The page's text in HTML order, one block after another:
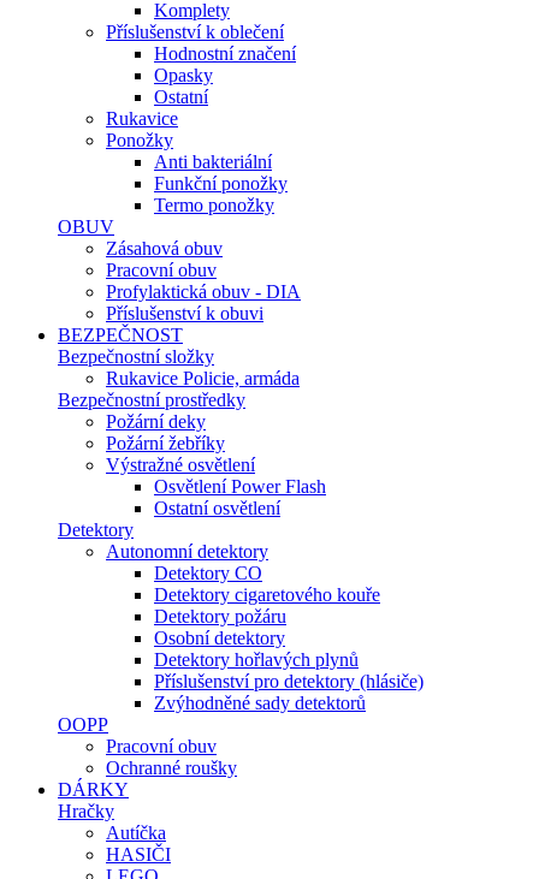
Komplety
Příslušenství k oblečení
Hodnostní značení
Opasky
Ostatní
Rukavice
Ponožky
Anti bakteriální
Funkční ponožky
Termo ponožky
OBUV
Zásahová obuv
Pracovní obuv
Profylaktická obuv - DIA
Příslušenství k obuvi
BEZPEČNOST
Bezpečnostní složky
Rukavice Policie, armáda
Bezpečnostní prostředky
Požární deky
Požární žebříky
Výstražné osvětlení
Osvětlení Power Flash
Ostatní osvětlení
Detektory
Autonomní detektory
Detektory CO
Detektory cigaretového kouře
Detektory požáru
Osobní detektory
Detektory hořlavých plynů
Příslušenství pro detektory (hlásiče)
Zvýhodněné sady detektorů
OOPP
Pracovní obuv
Ochranné roušky
DÁRKY
Hračky
Autíčka
HASIČI